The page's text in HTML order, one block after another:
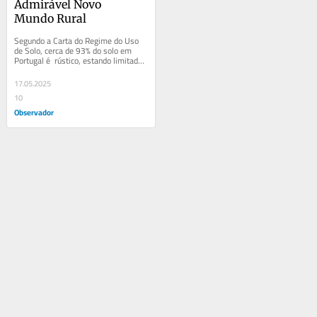
Admirável Novo
Mundo Rural
Segundo a Carta do Regime do Uso
de Solo, cerca de 93% do solo em
Portugal é  rústico, estando limitado
na sua edificabilidade, assim como
na...
17.05.2025
10
Observador